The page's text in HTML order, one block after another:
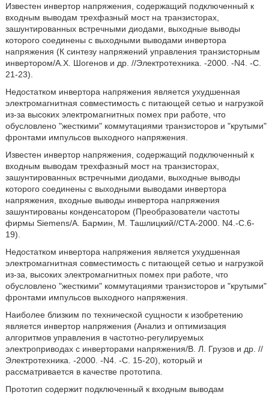
Известен инвертор напряжения, содержащий подключенный к
входным выводам трехфазный мост на транзисторах,
зашунтированных встречными диодами, выходные выводы
которого соединены с выходными выводами инвертора
напряжения (К синтезу напряжений управления транзисторным
инвертором/А.X. Шогенов и др. //Электротехника. -2000. -N4. -С.
21-23).
Недостатком инвертора напряжения является ухудшенная
электромагнитная совместимость с питающей сетью и нагрузкой
из-за высоких электромагнитных помех при работе, что
обусловлено "жесткими" коммутациями транзисторов и "крутыми"
фронтами импульсов выходного напряжения.
Известен инвертор напряжения, содержащий подключенный к
входным выводам трехфазный мост на транзисторах,
зашунтированных встречными диодами, выходные выводы
которого соединены с выходными выводами инвертора
напряжения, входные выводы инвертора напряжения
зашунтированы конденсатором (Преобразователи частоты
фирмы Siemens/А. Бармин, М. Ташлицкий//СТА-2000. N4.-C.6-
19).
Недостатком инвертора напряжения является ухудшенная
электромагнитная совместимость с питающей сетью и нагрузкой
из-за, высоких электромагнитных помех при работе, что
обусловлено "жесткими" коммутациями транзисторов и "крутыми"
фронтами импульсов выходного напряжения.
Наиболее близким по технической сущности к изобретению
является инвертор напряжения (Анализ и оптимизация
алгоритмов управления в частотно-регулируемых
электроприводах с инверторами напряжения/В. Л. Грузов и др. //
Электротехника. -2000. -N4. -С. 15-20), который и
рассматривается в качестве прототипа.
Прототип содержит подключенный к входным выводам